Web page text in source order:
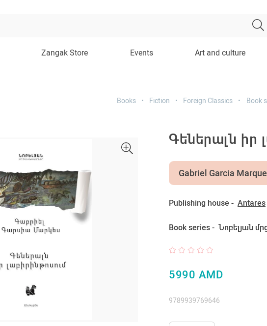
Zangak Store Events Art and culture
Books Fiction Foreign Classics Book
Գեներալն իր
Gabriel Garcia
Publishing house - Antares
Book series - Նոբելյան
5990 AMD
9789939769646